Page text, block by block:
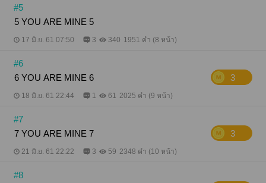
#5
5 YOU ARE MINE 5
17 มิ.ย. 61 07:50 3 340 1951 คำ (8 หน้า)
#6
6 YOU ARE MINE 6
3
18 มิ.ย. 61 22:44 1 61 2025 คำ (9 หน้า)
#7
7 YOU ARE MINE 7
3
21 มิ.ย. 61 22:22 3 59 2348 คำ (10 หน้า)
#8